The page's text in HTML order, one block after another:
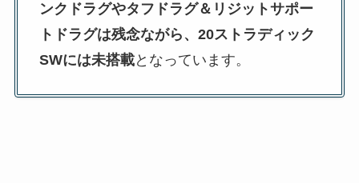
ンクドラグやタフドラグ＆リジットサポー
トドラグは残念ながら、20ストラディック
SWには未搭載となっています。